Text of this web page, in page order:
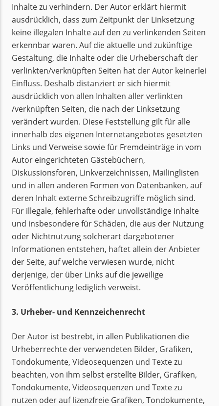
Inhalte zu verhindern. Der Autor erklärt hiermit
ausdrücklich, dass zum Zeitpunkt der Linksetzung
keine illegalen Inhalte auf den zu verlinkenden Seiten
erkennbar waren. Auf die aktuelle und zukünftige
Gestaltung, die Inhalte oder die Urheberschaft der
verlinkten/verknüpften Seiten hat der Autor keinerlei
Einfluss. Deshalb distanziert er sich hiermit
ausdrücklich von allen Inhalten aller verlinkten
/verknüpften Seiten, die nach der Linksetzung
verändert wurden. Diese Feststellung gilt für alle
innerhalb des eigenen Internetangebotes gesetzten
Links und Verweise sowie für Fremdeinträge in vom
Autor eingerichteten Gästebüchern,
Diskussionsforen, Linkverzeichnissen, Mailinglisten
und in allen anderen Formen von Datenbanken, auf
deren Inhalt externe Schreibzugriffe möglich sind.
Für illegale, fehlerhafte oder unvollständige Inhalte
und insbesondere für Schäden, die aus der Nutzung
oder Nichtnutzung solcherart dargebotener
Informationen entstehen, haftet allein der Anbieter
der Seite, auf welche verwiesen wurde, nicht
derjenige, der über Links auf die jeweilige
Veröffentlichung lediglich verweist.
3. Urheber- und Kennzeichenrecht
Der Autor ist bestrebt, in allen Publikationen die
Urheberrechte der verwendeten Bilder, Grafiken,
Tondokumente, Videosequenzen und Texte zu
beachten, von ihm selbst erstellte Bilder, Grafiken,
Tondokumente, Videosequenzen und Texte zu
nutzen oder auf lizenzfreie Grafiken, Tondokumente,